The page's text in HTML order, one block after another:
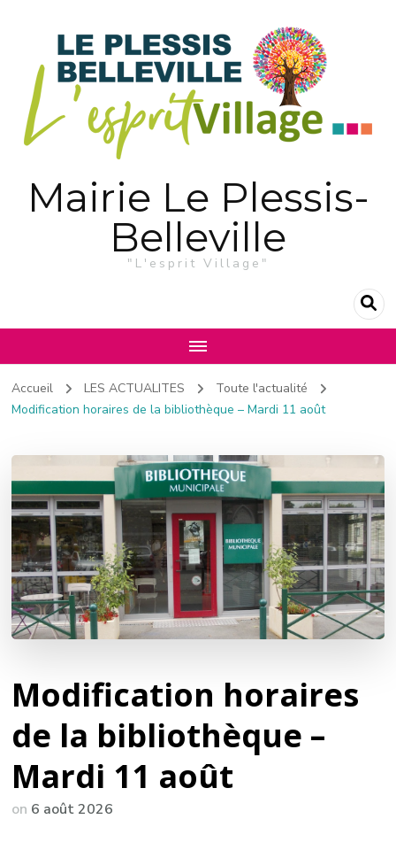
Mairie Le Plessis-
Belleville
"L'esprit Village"
Accueil LES ACTUALITES
Toute l'actualité
Modification horaires de la bibliothèque – Mardi 11 août
Modification horaires
de la bibliothèque –
Mardi 11 août
on 6 août 2026